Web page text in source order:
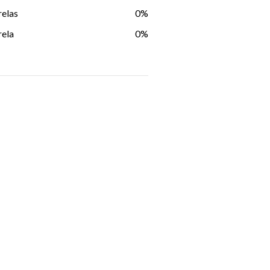
0%
0%